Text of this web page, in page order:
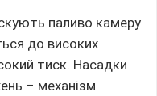
паливо камеру
до високих
тиск. Насадки
– механізм